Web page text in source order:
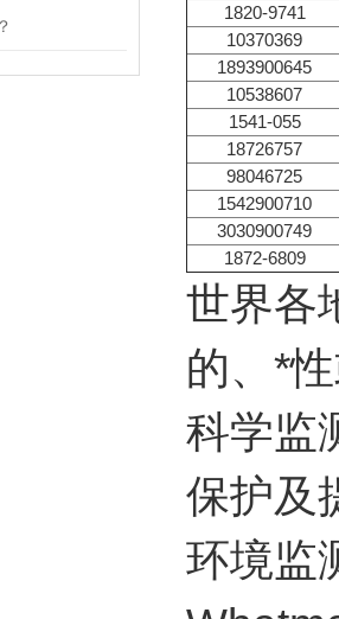
1820-9741
10370369
1893900645
10538607
1541-055
18726757
98046725
1542900710
3030900749
1872-6809
世界各
的、*
科学监
保护及
环境监